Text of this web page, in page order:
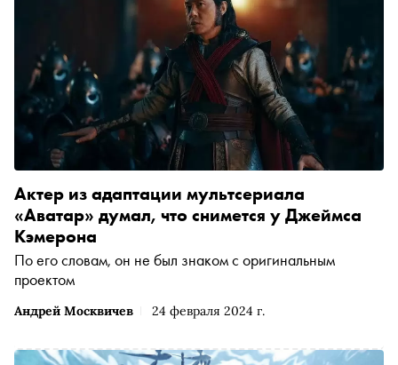
Андрей Москвичев 24 февраля 2024 г.
Актер из адаптации мультсериала
«Аватар» думал, что снимется у Джеймса
Кэмерона
По его словам, он не был знаком с оригинальным
проектом